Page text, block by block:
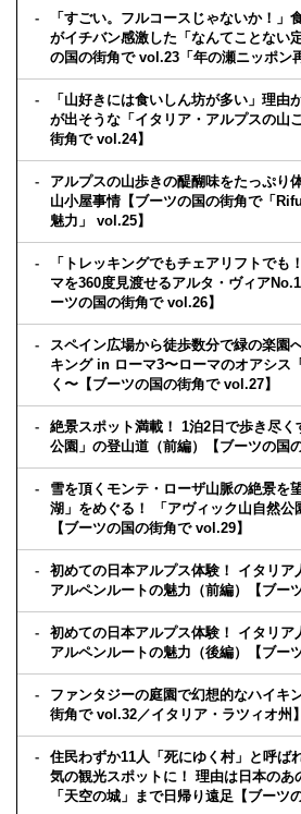
「すごい。フルコースじゃないか！」
がイチバン感激した「なんてことない
の国の街角で vol.23「年の瀬ニッポン
「山好きには食いしん坊が多い」理由
が出そうな「イタリア・アルプスの山
街角で vol.24】
アルプスの山歩きの醍醐味をたっぷり
山小屋事情【ブーツの国の街角で「
魅力」 vol.25】
「トレッキングでもチェアリフトでも
マを360度見渡せるアルタ・ヴィア
ーツの国の街角で vol.26】
スペイン広場から徒歩数分で緑の楽園
キング in ローマ3〜ローマのオアシス
く〜【ブーツの国の街角で vol.27】
絶景スポット満載！ 1泊2日で歩き尽
公園」の登山道（前編）【ブーツの国
雪を頂くモンテ・ローザ山脈の絶景を
湖」をめぐる！ 「アヴィック山自然公
【ブーツの国の街角で vol.29】
初めての日本アルプス体験！ イタリア
アルペンルートの魅力（前編）【ブー
初めての日本アルプス体験！ イタリア
アルペンルートの魅力（後編）【ブー
ファンタジーの庭園で幻想的なハイキ
街角で vol.32／イタリア・ラツィオ州】
住民わずか11人「死にゆく村」と呼ば
気の観光スポットに！ 理由は日本のあ
「天空の城」まで日帰り遠足【ブーツ